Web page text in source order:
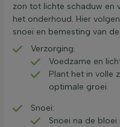
zon tot lichte schaduw en
het onderhoud. Hier
snoei en bemesting van
Verzorging:
Voedzame en
Plant het in volle
optimale groei.
Snoei:
Snoei na de